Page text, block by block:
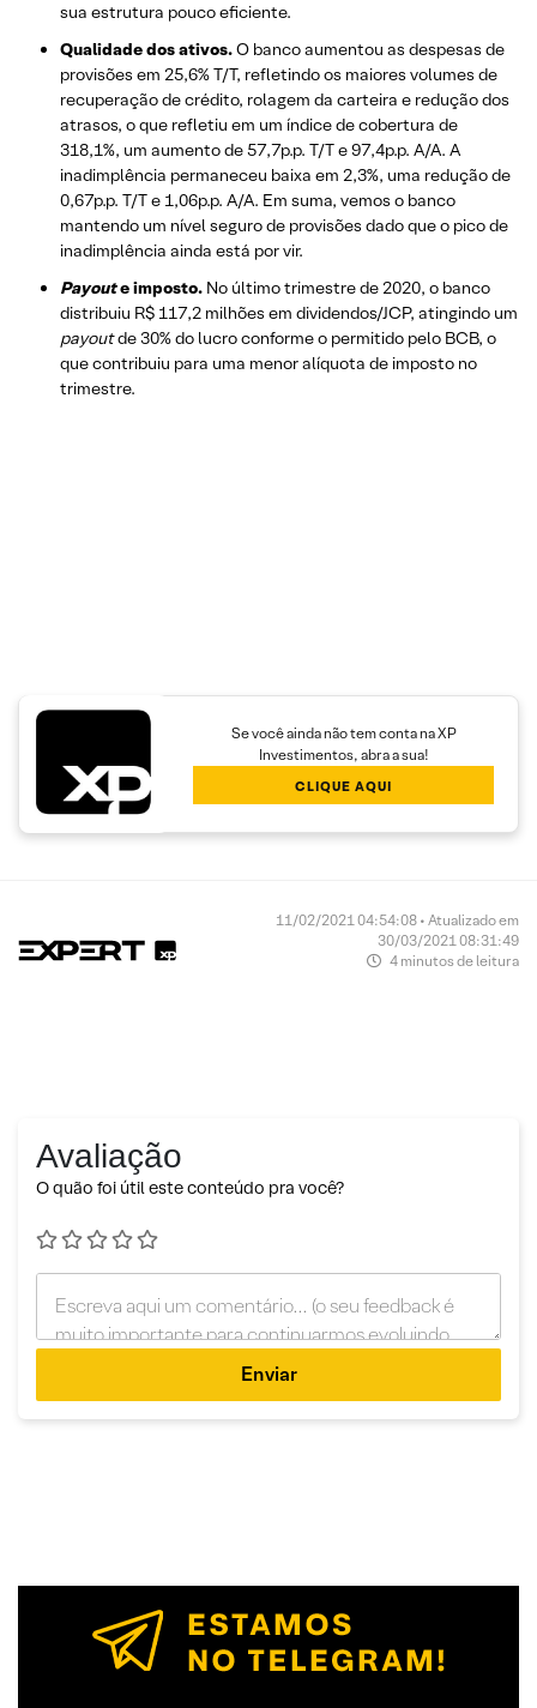
sua estrutura pouco eficiente.
Qualidade dos ativos.O banco aumentou as despesas de
provisões em 25,6% T/T, refletindo os maiores volumes de
recuperação de crédito, rolagem da carteira e redução dos
atrasos, o que refletiu em um índice de cobertura de
318,1%, um aumento de 57,7p.p. T/T e 97,4p.p. A/A. A
inadimplência permaneceu baixa em 2,3%, uma redução de
0,67p.p. T/T e 1,06p.p. A/A. Em suma, vemos o banco
mantendo um nível seguro de provisões dado que o pico de
inadimplência ainda está por vir.
Payoute imposto. No último trimestre de 2020, o banco
distribuiu R$ 117,2 milhões em dividendos/JCP, atingindo um
payoutde 30% do lucro conforme o permitido pelo BCB, o
que contribuiu para uma menor alíquota de imposto no
trimestre.
Se você ainda não tem conta na XP
Investimentos, abra a sua!
CLIQUE AQUI
11/02/2021 04:54:08 • Atualizado em
30/03/2021 08:31:49
4 minutos de leitura
Avaliação
O quão foi útil este conteúdo pra você?
Enviar